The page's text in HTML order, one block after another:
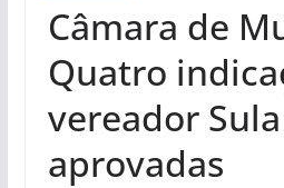
Câmara de
Quatro
vereador
aprovadas